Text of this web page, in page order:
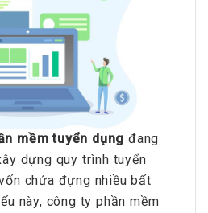
mềm tuyển dụng đang
dựng quy trình tuyển
chứa đựng nhiều bất
này, công ty phần mềm